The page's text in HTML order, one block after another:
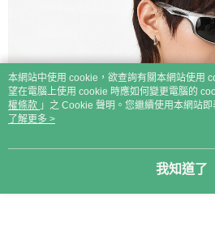
本網站中使用 cookie，欲查詢有關本網站使用
望在電腦上使用 cookie 時應如何變更電腦的
權條款 」之 Cookie 聲明。您繼續使用本網站
用條款之 Cookie 聲明使用 cookie。
了解更多 >
我知道了